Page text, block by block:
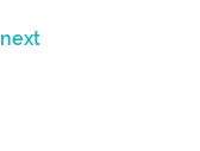
next